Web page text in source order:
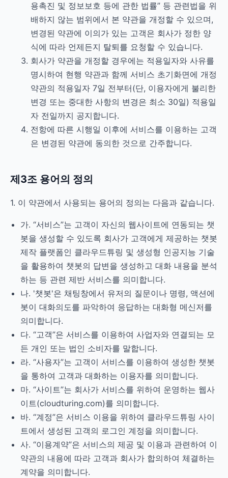
용촉진 및 정보보호 등에 관한 법률” 등 관련법을 위
배하지 않는 범위에서 본 약관을 개정할 수 있으며,
변경된 약관에 이의가 있는 고객은 회사가 정한 양
식에 따라 언제든지 탈퇴를 요청할 수 있습니다.
회사가 약관을 개정할 경우에는 적용일자와 사유를
명시하여 현행 약관과 함께 서비스 초기화면에 개정
약관의 적용일자 7일 전부터(단, 이용자에게 불리한
변경 또는 중대한 사항의 변경은 최소 30일) 적용일
자 전일까지 공지합니다.
전항에 따른 시행일 이후에 서비스를 이용하는 고객
은 변경된 약관에 동의한 것으로 간주합니다.
제3조 용어의 정의
1. 이 약관에서 사용되는 용어의 정의는 다음과 같습니다.
가. “서비스”는 고객이 자신의 웹사이트에 연동되는 챗
봇을 생성할 수 있도록 회사가 고객에게 제공하는 챗봇
제작 플랫폼인 클라우드튜링 및 생성형 인공지능 기술
을 활용하여 챗봇의 답변을 생성하고 대화 내용을 분석
하는 등 관련 제반 서비스를 의미합니다.
나. '챗봇'은 채팅창에서 유저의 질문이나 명령, 액션에
봇이 대화의도를 파악하여 응답하는 대화형 메신저를
의미합니다.
다. “고객”은 서비스를 이용하여 사업자와 연결되는 모
든 개인 또는 법인 소비자를 말합니다.
라. “사용자”는 고객이 서비스를 이용하여 생성한 챗봇
을 통하여 고객과 대화하는 이용자를 의미합니다.
마. “사이트”는 회사가 서비스를 위하여 운영하는 웹사
이트(cloudturing.com)를 의미합니다.
바. “계정”은 서비스 이용을 위하여 클라우드튜링 사이
트에서 생성된 고객의 로그인 계정을 의미합니다.
사. “이용계약”은 서비스의 제공 및 이용과 관련하여 이
약관의 내용에 따라 고객과 회사가 합의하여 체결하는
계약을 의미합니다.